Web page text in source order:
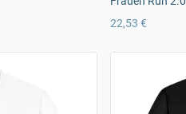
22,53 €